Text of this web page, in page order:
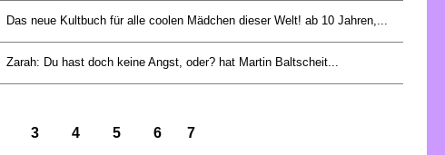
Das neue Kultbuch für alle coolen Mädchen dieser Welt! ab 10 Jahren,...
Zarah: Du hast doch keine Angst, oder? hat Martin Baltscheit...
3 4 5 6 7